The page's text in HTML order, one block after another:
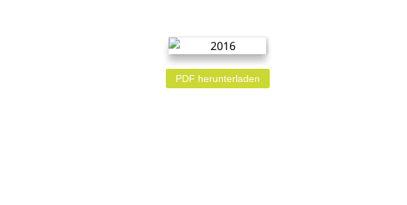
PDF herunterladen